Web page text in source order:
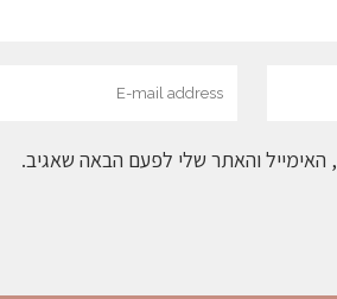
והאתר שלי לפעם הבאה שאגיב.